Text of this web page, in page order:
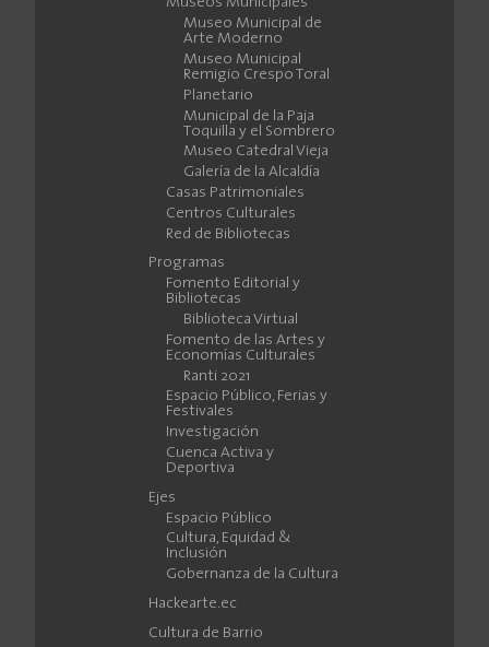
Museo Municipal de
Arte Moderno
Museo Municipal
Remigio Crespo Toral
Planetario
Municipal de la Paja
Toquilla y el Sombrero
Museo Catedral Vieja
Galería de la Alcaldía
Casas Patrimoniales
Centros Culturales
Red de Bibliotecas
Programas
Fomento Editorial y
Bibliotecas
Biblioteca Virtual
Fomento de las Artes y
Economías Culturales
Ranti 2021
Espacio Público, Ferias y
Festivales
Investigación
Cuenca Activa y
Deportiva
Ejes
Espacio Público
Cultura, Equidad &
Inclusión
Gobernanza de la Cultura
Hackearte.ec
Cultura de Barrio